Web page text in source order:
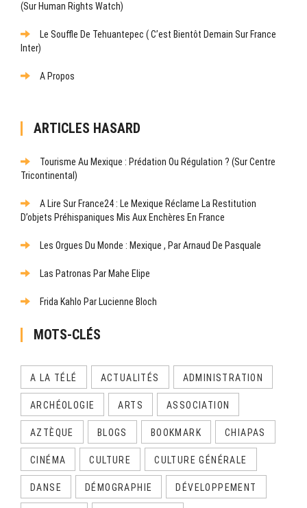
(sur Human Rights Watch)
Le Souffle De Tehuantepec ( C’est Bientôt Demain Sur France
Inter)
A Propos
ARTICLES HASARD
Tourisme Au Mexique : Prédation Ou Régulation ? (Sur Centre
Tricontinental)
A Lire Sur France24 : Le Mexique Réclame La Restitution
D’objets Préhispaniques Mis Aux Enchères En France
Les Orgues Du Monde : Mexique , Par Arnaud De Pasquale
Las Patronas Par Mahe Elipe
Frida Kahlo Par Lucienne Bloch
MOTS-CLÉS
A LA TÉLÉ ACTUALITÉS ADMINISTRATION
ARCHÉOLOGIE ARTS ASSOCIATION
AZTÈQUE BLOGS BOOKMARK CHIAPAS
CINÉMA CULTURE CULTURE GÉNÉRALE
DANSE DÉMOGRAPHIE DÉVELOPPEMENT